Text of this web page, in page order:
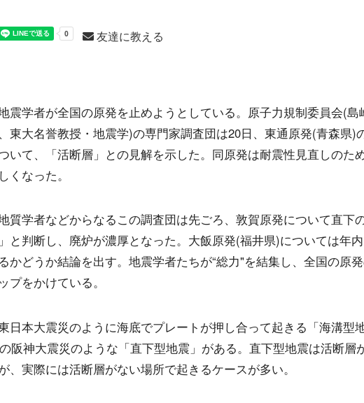
友達に教える
震学者が全国の原発を止めようとしている。原子力規制委員会(島
東大名誉教授・地震学)の専門家調査団は20日、東通原発(青森県)
いて、「活断層」との見解を示した。同原発は耐震性見直しのた
くなった。
質学者などからなるこの調査団は先ごろ、敦賀原発について直下
と判断し、廃炉が濃厚となった。大飯原発(福井県)については年
かどうか結論を出す。地震学者たちが“総力"を結集し、全国の原
プをかけている。
日本大震災のように海底でプレートが押し合って起きる「海溝型地
阪神大震災のような「直下型地震」がある。直下型地震は活断層
、実際には活断層がない場所で起きるケースが多い。